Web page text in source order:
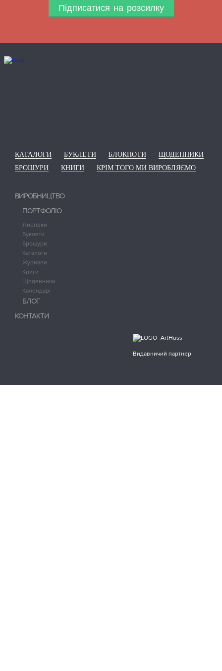
Підписатися на розсилку
КАТАЛОГИ БУКЛЕТИ БЛОКНОТИ
ЩОДЕННИКИ
БРОШУРИ
КНИГИ КРІМ ТОГО МИ ВИРОБЛЯЄМО
ВИРОБНИЦТВО
ПОРТФОЛІО
Листівки
Буклети
Брошури
Каталоги
Журнали
Книги
Щоденники
Календарі
БЛОГ
КОНТАКТИ
Видавничий партнер